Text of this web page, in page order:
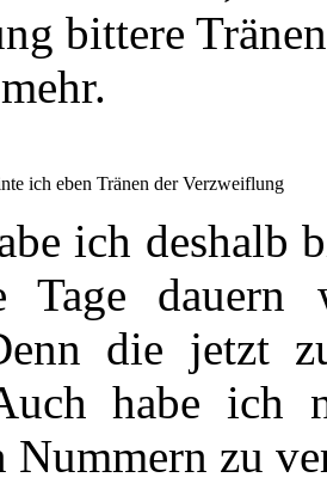
bittere
ich eben Tränen der Verzweiflung
ich deshalb
Tage
die jetzt
habe ich
Nummern zu